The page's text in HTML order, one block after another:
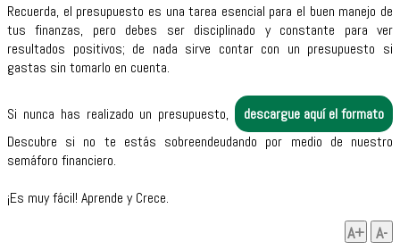
Recuerda, el presupuesto es una tarea esencial para el buen manejo de
tus finanzas, pero debes ser disciplinado y constante para ver
resultados positivos; de nada sirve contar con un presupuesto si
gastas sin tomarlo en cuenta.
Si nunca has realizado un presupuesto,
descargue aquí el formato
Descubre si no te estás sobreendeudando por medio de nuestro
semáforo financiero.
¡Es muy fácil! Aprende y Crece.
A+ A-